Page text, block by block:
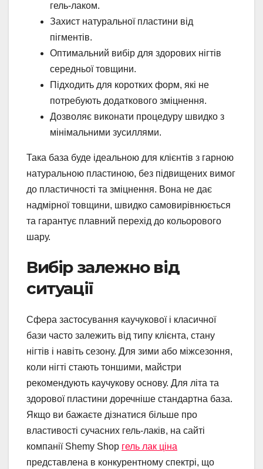
гель-лаком.
Захист натуральної пластини від
пігментів.
Оптимальний вибір для здорових нігтів
середньої товщини.
Підходить для коротких форм, які не
потребують додаткового зміцнення.
Дозволяє виконати процедуру швидко з
мінімальними зусиллями.
Така база буде ідеальною для клієнтів з гарною
натуральною пластиною, без підвищених вимог
до пластичності та зміцнення. Вона не дає
надмірної товщини, швидко самовирівнюється
та гарантує плавний перехід до кольорового
шару.
Вибір залежно від
ситуації
Сфера застосування каучукової і класичної
бази часто залежить від типу клієнта, стану
нігтів і навіть сезону. Для зими або міжсезоння,
коли нігті стають тоншими, майстри
рекомендують каучукову основу. Для літа та
здорової пластини доречніше стандартна база.
Якщо ви бажаєте дізнатися більше про
властивості сучасних гель-лаків, на сайті
компанії Shemy Shop гель лак ціна
представлена в конкурентному спектрі, що